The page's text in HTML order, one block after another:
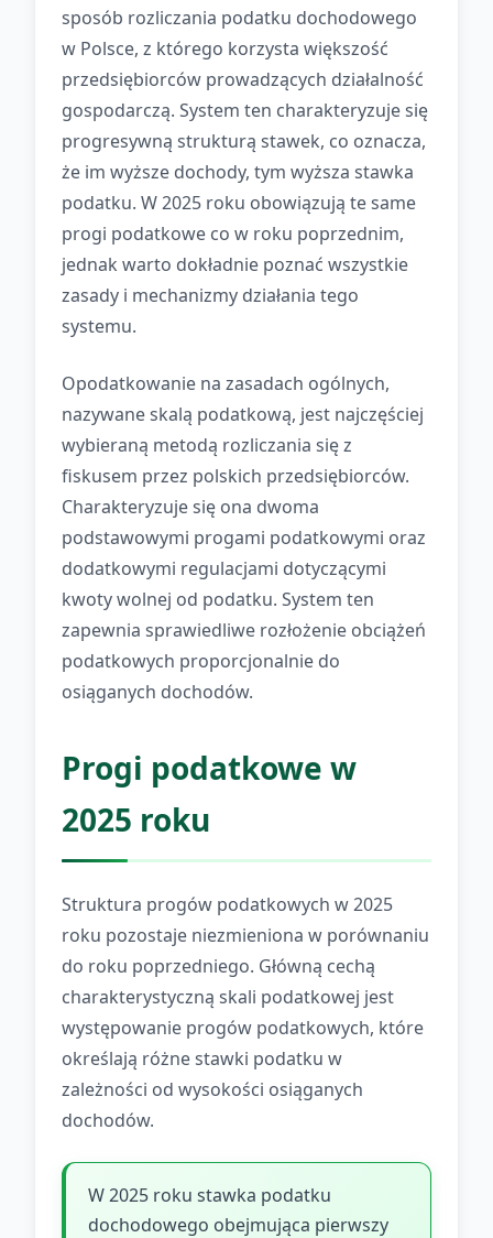
sposób rozliczania podatku dochodowego
w Polsce, z którego korzysta większość
przedsiębiorców prowadzących działalność
gospodarczą. System ten charakteryzuje się
progresywną strukturą stawek, co oznacza,
że im wyższe dochody, tym wyższa stawka
podatku. W 2025 roku obowiązują te same
progi podatkowe co w roku poprzednim,
jednak warto dokładnie poznać wszystkie
zasady i mechanizmy działania tego
systemu.
Opodatkowanie na zasadach ogólnych,
nazywane skalą podatkową, jest najczęściej
wybieraną metodą rozliczania się z
fiskusem przez polskich przedsiębiorców.
Charakteryzuje się ona dwoma
podstawowymi progami podatkowymi oraz
dodatkowymi regulacjami dotyczącymi
kwoty wolnej od podatku. System ten
zapewnia sprawiedliwe rozłożenie obciążeń
podatkowych proporcjonalnie do
osiąganych dochodów.
Progi podatkowe w
2025 roku
Struktura progów podatkowych w 2025
roku pozostaje niezmieniona w porównaniu
do roku poprzedniego. Główną cechą
charakterystyczną skali podatkowej jest
występowanie progów podatkowych, które
określają różne stawki podatku w
zależności od wysokości osiąganych
dochodów.
W 2025 roku stawka podatku
dochodowego obejmująca pierwszy